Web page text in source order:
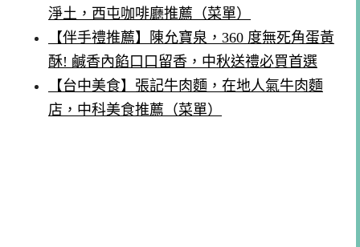
淨土，西屯咖啡廳推薦（菜單）
【伴手禮推薦】陳允寶泉，360 度無死角蛋黃
酥! 鹹香內餡口口留香，中秋送禮必買首選
【台中美食】張記牛肉麵，在地人氣牛肉麵
店，中科美食推薦（菜單）